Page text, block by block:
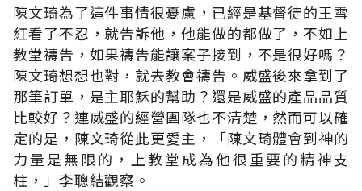
陳文琦為了這件事情很憂慮，已經是基督徒的王雪
紅看了不忍，就告訴他，他能做的都做了，不如上
教堂禱告，如果禱告能讓案子接到，不是很好嗎？
陳文琦想想也對，就去教會禱告。威盛後來拿到了
那筆訂單，是主耶穌的幫助？還是威盛的產品品質
比較好？連威盛的經營團隊也不清楚，然而可以確
定的是，陳文琦從此更愛主，「陳文琦體會到神的
力量是無限的，上教堂成為他很重要的精神支
柱，」李聰結觀察。